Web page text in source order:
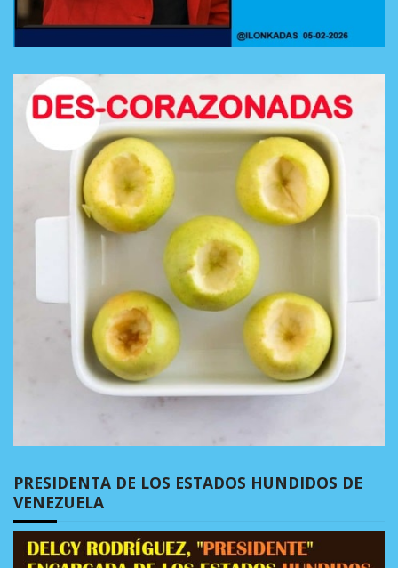
PRESIDENTA DE LOS ESTADOS HUNDIDOS DE
VENEZUELA